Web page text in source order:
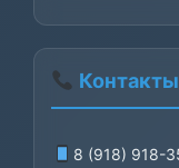
Контакты
8 (918) 918-